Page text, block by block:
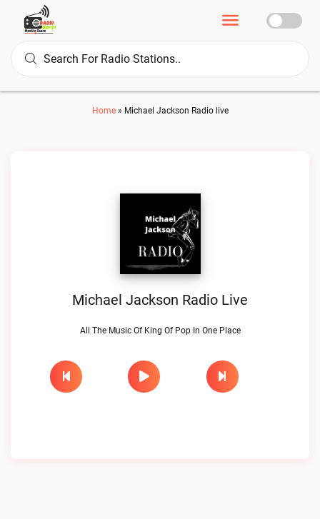
Home» Michael Jackson Radio live
Michael Jackson Radio Live
All The Music Of King Of Pop In One Place